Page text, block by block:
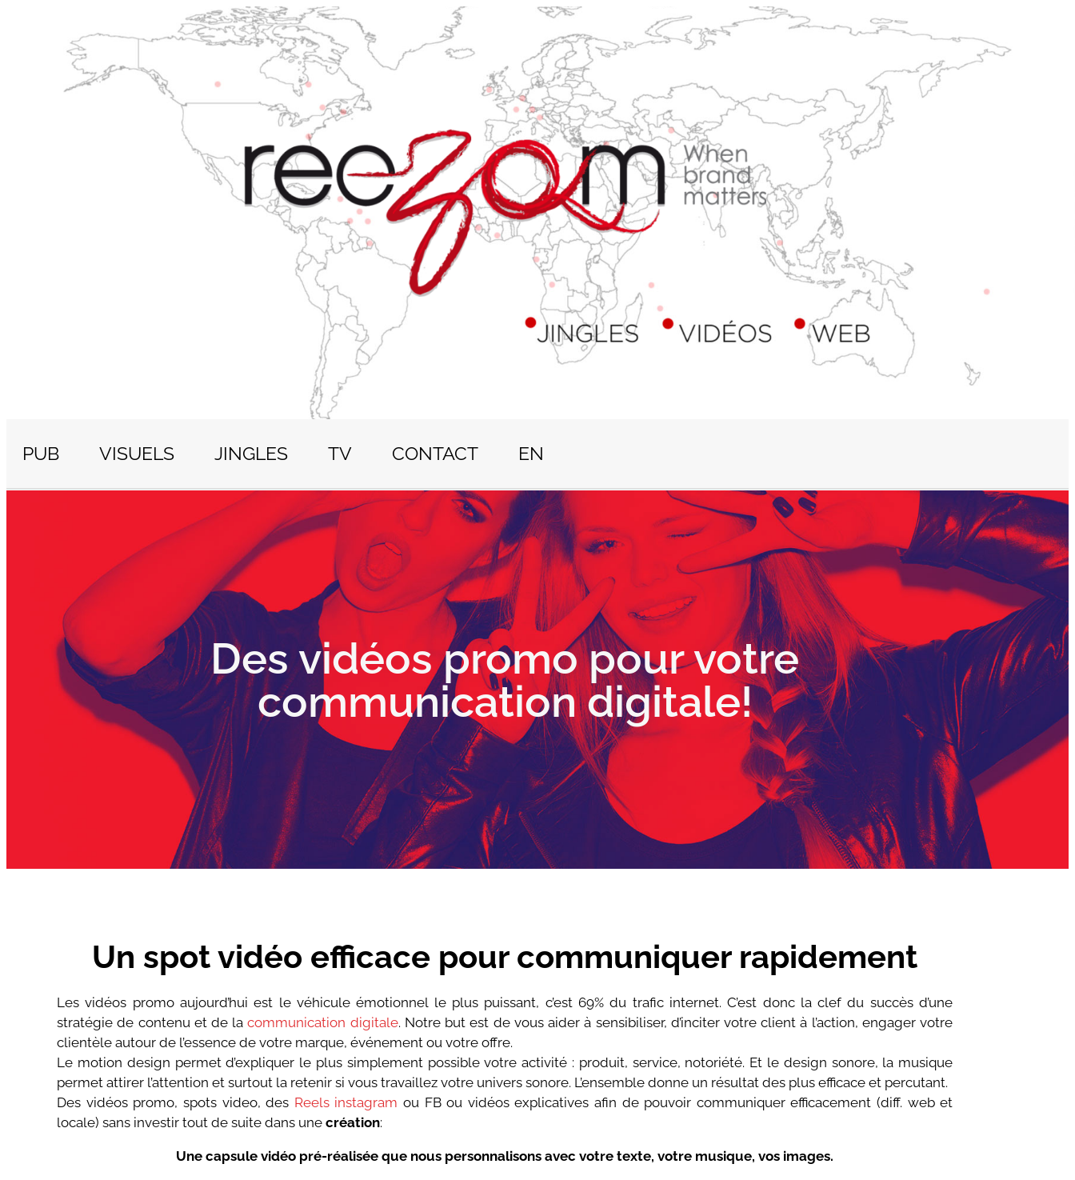
PUB VISUELS JINGLES TV CONTACT EN
Des vidéos promo pour votre
communication digitale!
Un spot vidéo efficace pour communiquer rapidement
Les vidéos promo aujourd’hui est le véhicule émotionnel le plus puissant, c’est 69% du trafic internet. C’est donc la clef du succès d’une
stratégie de contenu et de lacommunication digitale. Notre but est de vous aider à sensibiliser, d’inciter votre client à l’action, engager votre
clientèle autour de l’essence de votre marque, événement ou votre offre.
Le motion design permet d’expliquer le plus simplement possible votre activité : produit, service, notoriété. Et le design sonore, la musique
permet attirer l’attention et surtout la retenir si vous travaillez votre univers sonore. L’ensemble donne un résultat des plus efficace et percutant.
Des vidéos promo, spots video, des Reels instagram ou FB ou vidéos explicatives afin de pouvoir communiquer efficacement (diff. web et
locale) sans investir tout de suite dans unecréation:
Une capsule vidéo pré-réalisée que nous personnalisons avec votre texte, votre musique, vos images.